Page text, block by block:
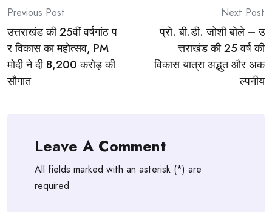
Post
navigation
Previous Post
उत्तराखंड की 25वीं वर्षगांठ प
र विकास का महोत्सव, PM
मोदी ने दी 8,200 करोड़ की
सौगात
Next Post
प्रो. बी.डी. जोशी बोले – उ
त्तराखंड की 25 वर्ष की
विकास यात्रा अद्भुत और अक
ल्पनीय
Leave A Comment
All fields marked with an asterisk (*) are
required